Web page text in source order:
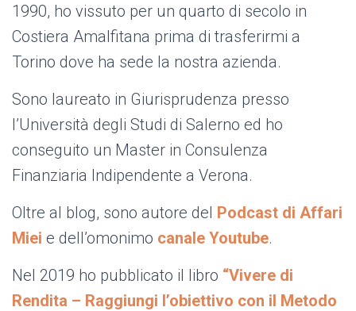
1990, ho vissuto per un quarto di secolo in
Costiera Amalfitana prima di trasferirmi a
Torino dove ha sede la nostra azienda.
Sono laureato in Giurisprudenza presso
l’Università degli Studi di Salerno ed ho
conseguito un Master in Consulenza
Finanziaria Indipendente a Verona.
Oltre al blog, sono autore del Podcast di Affari
Miei e dell’omonimo canale Youtube.
Nel 2019 ho pubblicato il libro “Vivere di
Rendita – Raggiungi l’obiettivo con il Metodo